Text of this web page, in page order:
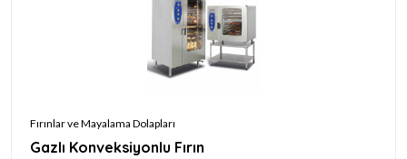
Fırınlar ve Mayalama Dolapları
Gazlı Konveksiyonlu Fırın